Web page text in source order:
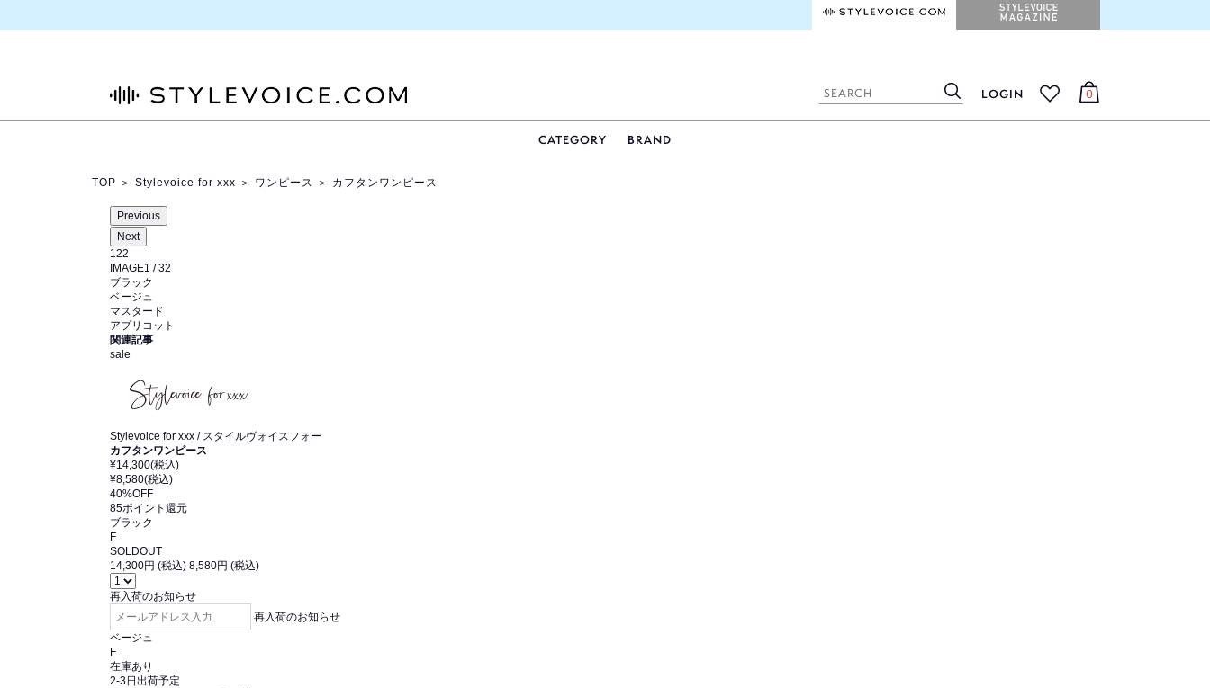
検
索
LOGIN
0
CATEGORY BRAND
TOP ＞ Stylevoice for xxx ＞ ワンピース ＞ カフタンワンピース
Previous
Next
122
IMAGE1 /32
ブラック
ベージュ
マスタード
アプリコット
関連記事
sale
Stylevoice for xxx / スタイルヴォイスフォー
カフタンワンピース
¥14,300(税込)
¥8,580(税込)
40%OFF
85ポイント還元
ブラック
F
SOLDOUT
14,300円 (税込) 8,580円 (税込)
再入荷のお知らせ
再入荷のお知らせ
ベージュ
F
在庫あり
2-3日出荷予定